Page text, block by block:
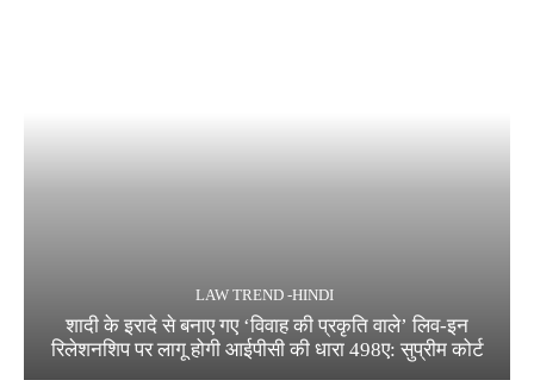
LAW TREND -HINDI
शादी के इरादे से बनाए गए ‘विवाह की प्रकृति वाले’ लिव-इन
रिलेशनशिप पर लागू होगी आईपीसी की धारा 498ए: सुप्रीम कोर्ट